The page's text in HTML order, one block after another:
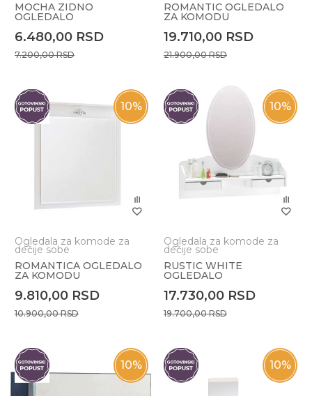
MOCHA ZIDNO
OGLEDALO
6.480,00 RSD
7.200,00RSD
ROMANTIC OGLEDALO
ZA KOMODU
19.710,00 RSD
21.900,00RSD
10%
Ogledala za komode za
dečije sobe
ROMANTICA OGLEDALO
ZA KOMODU
9.810,00 RSD
10.900,00RSD
10%
Ogledala za komode za
dečije sobe
RUSTIC WHITE
OGLEDALO
17.730,00 RSD
19.700,00RSD
10% 10%